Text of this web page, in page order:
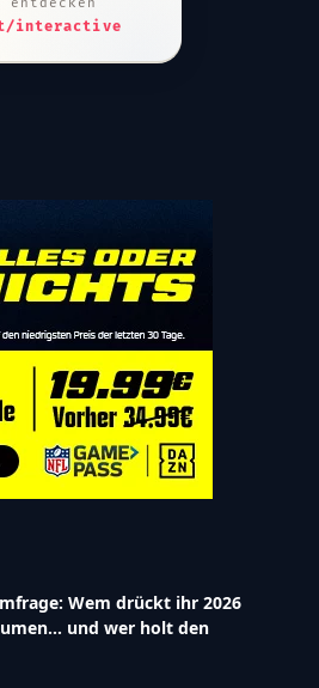
interactive
Wem drückt ihr 2026
und wer holt den